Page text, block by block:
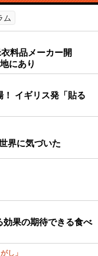
ム
料品メーカー開
にあり
イギリス発「貼る
界に気づいた
効果の期待できる食べ
し」